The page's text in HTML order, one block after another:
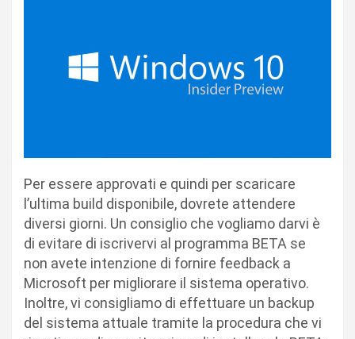
Per essere approvati e quindi per scaricare
l’ultima build disponibile, dovrete attendere
diversi giorni. Un consiglio che vogliamo darvi è
di evitare di iscrivervi al programma BETA se
non avete intenzione di fornire feedback a
Microsoft per migliorare il sistema operativo.
Inoltre, vi consigliamo di effettuare un backup
del sistema attuale tramite la procedura che vi